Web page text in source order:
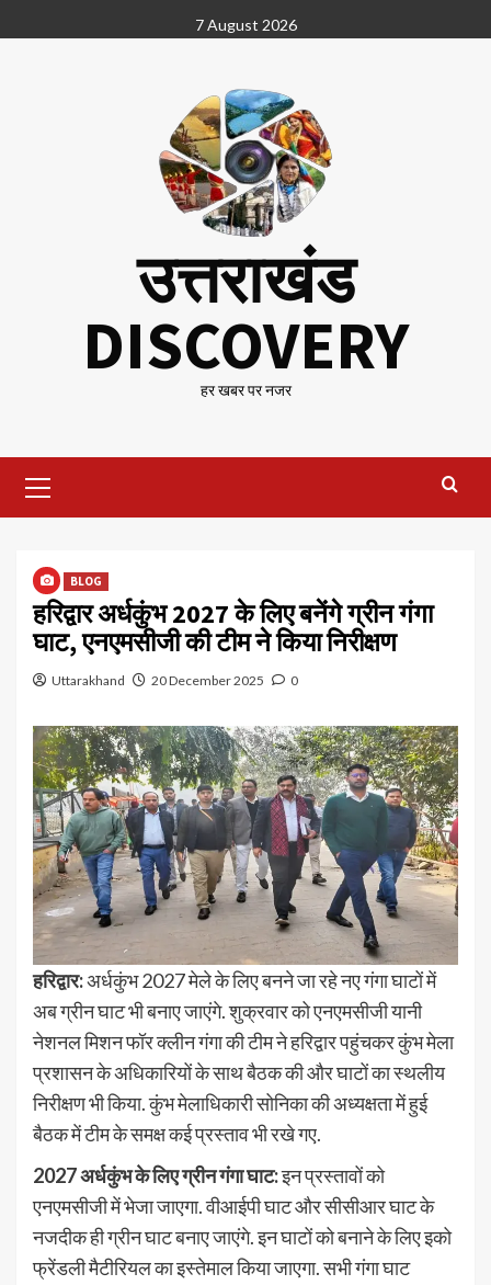
to
7 August 2026
उत्तराखंड
DISCOVERY
हर खबर पर नजर
Menu
BLOG
हरिद्वार अर्धकुंभ 2027 के लिए बनेंगे ग्रीन गंगा
घाट, एनएमसीजी की टीम ने किया निरीक्षण
Uttarakhand 20 December 2025 0
हरिद्वार:अर्धकुंभ 2027 मेले के लिए बनने जा रहे नए गंगा घाटों में
अब ग्रीन घाट भी बनाए जाएंगे. शुक्रवार को एनएमसीजी यानी
नेशनल मिशन फॉर क्लीन गंगा की टीम ने हरिद्वार पहुंचकर कुंभ मेला
प्रशासन के अधिकारियों के साथ बैठक की और घाटों का स्थलीय
निरीक्षण भी किया. कुंभ मेलाधिकारी सोनिका की अध्यक्षता में हुई
बैठक में टीम के समक्ष कई प्रस्ताव भी रखे गए.
2027 अर्धकुंभ के लिए ग्रीन गंगा घाट:इन प्रस्तावों को
एनएमसीजी में भेजा जाएगा. वीआईपी घाट और सीसीआर घाट के
नजदीक ही ग्रीन घाट बनाए जाएंगे. इन घाटों को बनाने के लिए इको
फ्रेंडली मैटीरियल का इस्तेमाल किया जाएगा. सभी गंगा घाट